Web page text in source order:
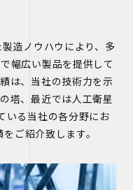
造ノウハウにより、多
幅広い製品を提供して
は、当社の技術力を示
塔、最近では人工衛星
いる当社の各分野にお
ご紹介致します。